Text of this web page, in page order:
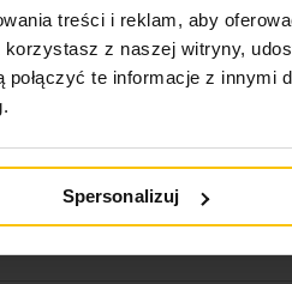
treści i reklam, aby
z naszej witryny,
te informacje z innymi
Spersonalizuj